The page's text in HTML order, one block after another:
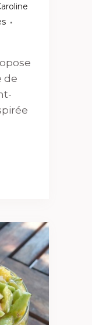
de